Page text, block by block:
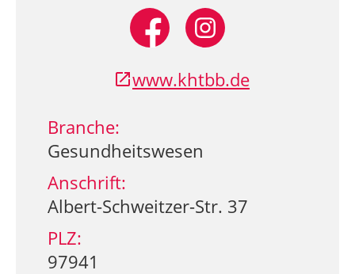
www.khtbb.de
Branche:
Gesundheitswesen
Anschrift:
Albert-Schweitzer-Str. 37
PLZ:
97941